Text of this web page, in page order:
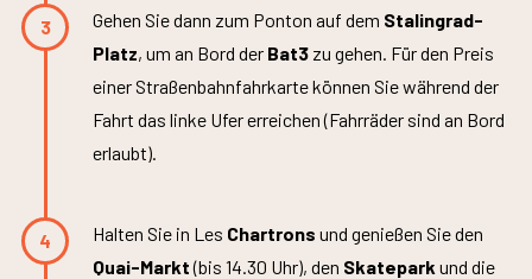
3 Gehen Sie dann zum Ponton auf dem Stalingrad-
Platz, um an Bord der Bat3 zu gehen. Für den Preis
einer Straßenbahnfahrkarte können Sie während der
Fahrt das linke Ufer erreichen (Fahrräder sind an Bord
erlaubt).
4 Halten Sie in Les Chartrons und genießen Sie den
Quai-Markt(bis 14.30 Uhr), den Skatepark und die